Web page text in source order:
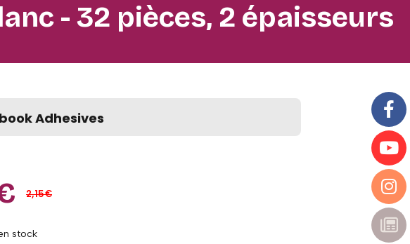
- 32 pièces, 2 épaisseurs
Adhesives
2,15€
stock